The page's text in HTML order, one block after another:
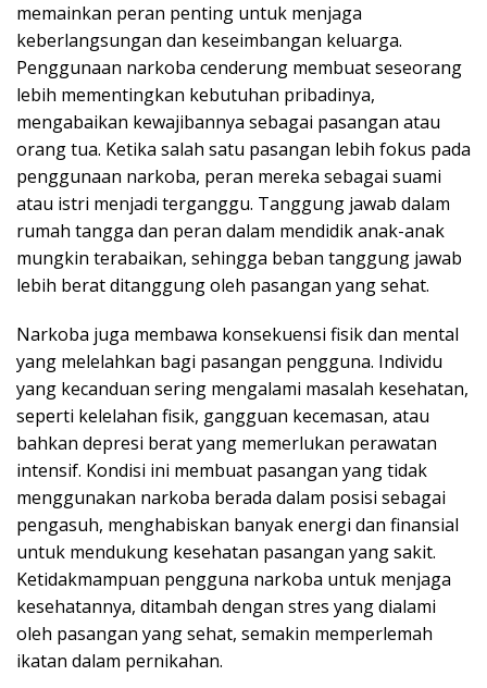
memainkan peran penting untuk menjaga
keberlangsungan dan keseimbangan keluarga.
Penggunaan narkoba cenderung membuat seseorang
lebih mementingkan kebutuhan pribadinya,
mengabaikan kewajibannya sebagai pasangan atau
orang tua. Ketika salah satu pasangan lebih fokus pada
penggunaan narkoba, peran mereka sebagai suami
atau istri menjadi terganggu. Tanggung jawab dalam
rumah tangga dan peran dalam mendidik anak-anak
mungkin terabaikan, sehingga beban tanggung jawab
lebih berat ditanggung oleh pasangan yang sehat.
Narkoba juga membawa konsekuensi fisik dan mental
yang melelahkan bagi pasangan pengguna. Individu
yang kecanduan sering mengalami masalah kesehatan,
seperti kelelahan fisik, gangguan kecemasan, atau
bahkan depresi berat yang memerlukan perawatan
intensif. Kondisi ini membuat pasangan yang tidak
menggunakan narkoba berada dalam posisi sebagai
pengasuh, menghabiskan banyak energi dan finansial
untuk mendukung kesehatan pasangan yang sakit.
Ketidakmampuan pengguna narkoba untuk menjaga
kesehatannya, ditambah dengan stres yang dialami
oleh pasangan yang sehat, semakin memperlemah
ikatan dalam pernikahan.